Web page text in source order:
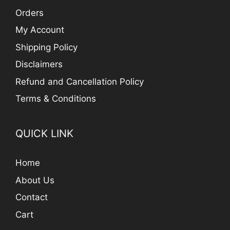
Orders
My Account
Shipping Policy
Disclaimers
Refund and Cancellation Policy
Terms & Conditions
QUICK LINK
Home
About Us
Contact
Cart